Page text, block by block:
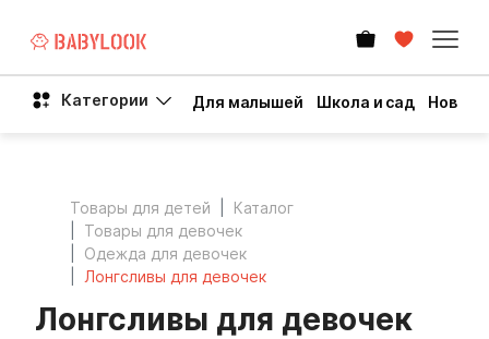
Категории Для малышей Школа и сад Новый
Товары для детей
Каталог
Товары для девочек
Одежда для девочек
Лонгсливы для девочек
Лонгсливы для девочек